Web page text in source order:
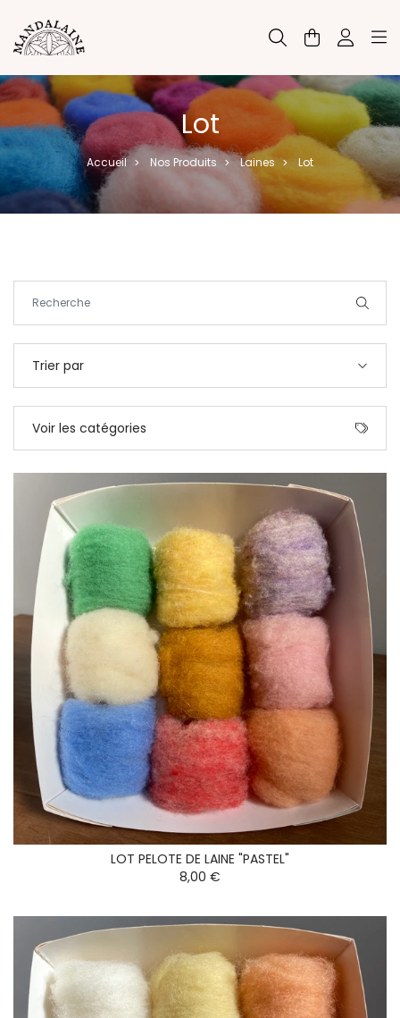
Lot
Accueil > Nos Produits > Laines > Lot
Trier par
Voir les catégories
LOT PELOTE DE LAINE "PASTEL"
8,00 €